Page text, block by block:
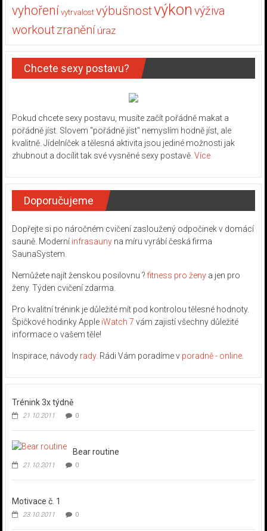
vyhoření vytrvalost výbušnostvýkon výživa
workoutzranění úraz
Chcete sexy postavu?
Pokud chcete sexy postavu, musíte začít pořádně makat a
pořádně jíst. Slovem "pořádně jíst" nemyslím hodně jíst, ale
kvalitně. Jídelníček a tělesná aktivita jsou jediné možnosti jak
zhubnout a docílit tak své vysněné sexy postavě. Více
Doporučujeme
Dopřejte si po náročném cvičení zasloužený odpočinek v domácí
sauně. Moderní infrasaunyna míru vyrábí česká firma
SaunaSystem.
Nemůžete najít ženskou posilovnu ?fitness pro ženya jen pro
ženy. Týden cvičení zdarma.
Pro kvalitní trénink je důležité mít pod kontrolou tělesné hodnoty.
Špičkové hodinky Apple iWatch 7 vám zajistí všechny důležité
informace o vašem těle!
Inspirace, návody rady. Rádi Vám poradíme v poradně - online.
Trénink 3x týdně
21.10.2011 0
Bear routine
21.10.2011 0
Motivace č. 1
23.10.2011 0